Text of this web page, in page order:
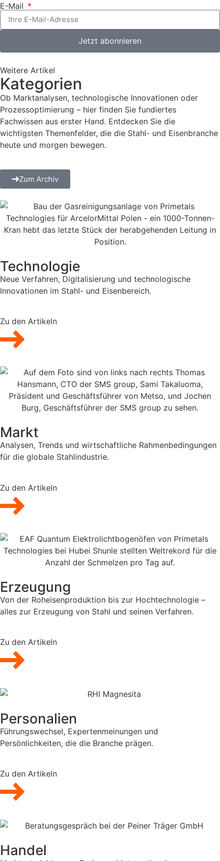
E-Mail
Jetzt abonnieren
Weitere Artikel
Kategorien
Ob Marktanalysen, technologische Innovationen oder
Prozessoptimierung – hier finden Sie fundiertes
Fachwissen aus erster Hand. Entdecken Sie die
wichtigsten Themenfelder, die die Stahl- und Eisenbranche
heute und morgen bewegen.
Zum Archiv
Technologie
Neue Verfahren, Digitalisierung und technologische
Innovationen im Stahl- und Eisenbereich.
Zu den Artikeln
Markt
Analysen, Trends und wirtschaftliche Rahmenbedingungen
für die globale Stahlindustrie.
Zu den Artikeln
Erzeugung
Von der Roheisenproduktion bis zur Hochtechnologie –
alles zur Erzeugung von Stahl und seinen Verfahren.
Zu den Artikeln
Personalien
Führungswechsel, Expertenmeinungen und
Persönlichkeiten, die die Branche prägen.
Zu den Artikeln
Handel